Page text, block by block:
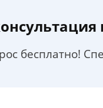
бесплатно!